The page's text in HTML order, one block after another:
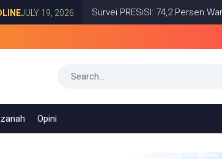
2026 Survei PRESiSI: 74,2 Persen Warga Puas
Opini